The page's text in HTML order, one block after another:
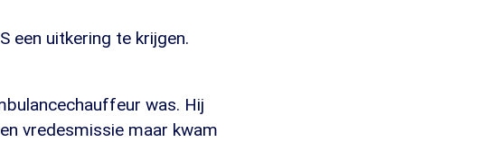
een uitkering te krijgen.
was. Hij
vredesmissie maar kwam